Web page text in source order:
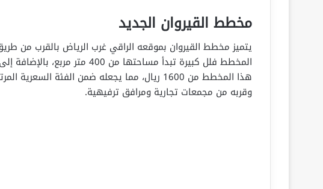
مخطط القيروان الجديد
يتميز مخطط القيروان بموقعه الراقي غرب الرياض بالقرب من
المخطط فلل كبيرة تبدأ مساحتها
هذا المخطط من 1600 ريال، مما يجعله ضمن الفئة
وقربه من مجمعات تجارية ومرافق ترفيهية.